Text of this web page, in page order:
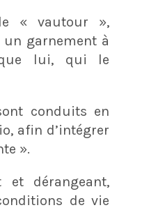
« vautour »,
un garnement à
lui, qui le
conduits en
afin d’intégrer
».
et dérangeant,
de vie